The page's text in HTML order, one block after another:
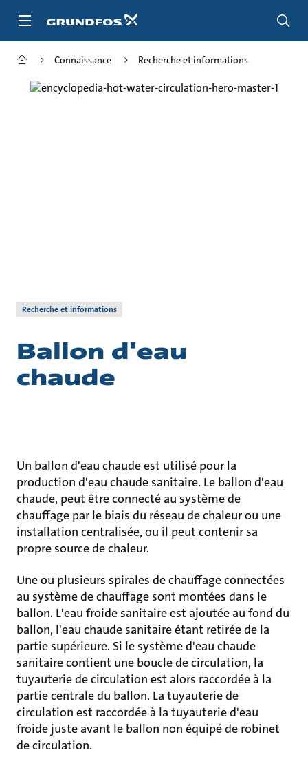
Connaissance Recherche et informations
Recherche et informations
Ballon d'eau
chaude
Un ballon d'eau chaude est utilisé pour la
production d'eau chaude sanitaire. Le ballon d'eau
chaude, peut être connecté au système de
chauffage par le biais du réseau de chaleur ou une
installation centralisée, ou il peut contenir sa
propre source de chaleur.
Une ou plusieurs spirales de chauffage connectées
au système de chauffage sont montées dans le
ballon. L'eau froide sanitaire est ajoutée au fond du
ballon, l'eau chaude sanitaire étant retirée de la
partie supérieure. Si le système d'eau chaude
sanitaire contient une boucle de circulation, la
tuyauterie de circulation est alors raccordée à la
partie centrale du ballon. La tuyauterie de
circulation est raccordée à la tuyauterie d'eau
froide juste avant le ballon non équipé de robinet
de circulation.